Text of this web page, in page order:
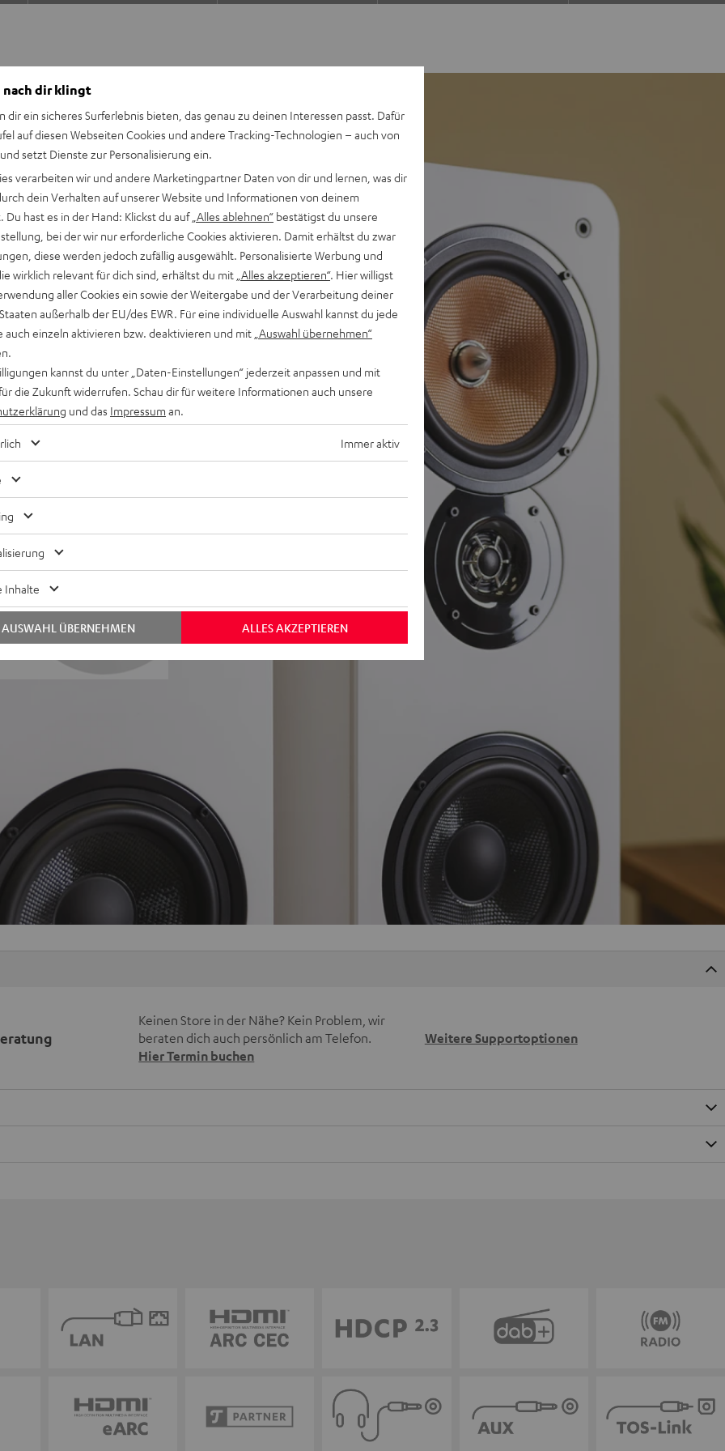
Stereo-AV-Receiver
Spare gegenüber dem
40 (Mk4)
900H für Musik, TV-
Denon DRA-900H,
Fernbedienung
sowie weitere analoge
Unterstützung für 8K, 3D,
Google Assistant, Apple
TV-Receiver und mehr,
Pegel bei
druckvollen und
Kammer mit
Höhen und sehr guter
Keinen Store in der Nähe? Kein Problem, wir
beraten dich auch persönlich am Telefon.
Hier Termin buchen
Weitere Supportoptionen
nach dir klingt
dir ein sicheres Surferlebnis bieten, das genau zu deinen Interessen passt. Dafür
auf diesen Webseiten Cookies und andere Tracking-Technologien – auch von
setzt Dienste zur Personalisierung ein.
verarbeiten wir und andere Marketingpartner Daten von dir und lernen, was dir
dein Verhalten auf unserer Website und Informationen von deinem
Du hast es in der Hand: Klickst du auf „Alles ablehnen“ bestätigst du unsere
bei der wir nur erforderliche Cookies aktivieren. Damit erhältst du zwar
diese werden jedoch zufällig ausgewählt. Personalisierte Werbung und
wirklich relevant für dich sind, erhältst du mit „Alles akzeptieren“. Hier willigst
aller Cookies ein sowie der Weitergabe und der Verarbeitung deiner
außerhalb der EU/des EWR. Für eine individuelle Auswahl kannst du jede
auch einzeln aktivieren bzw. deaktivieren und mit „Auswahl übernehmen“
kannst du unter „Daten-Einstellungen“ jederzeit anpassen und mit
die Zukunft widerrufen. Schau dir für weitere Informationen auch unsere
und das Impressum an.
Immer aktiv
Inhalte
ALLES AKZEPTIEREN
AUSWAHL ÜBERNEHMEN